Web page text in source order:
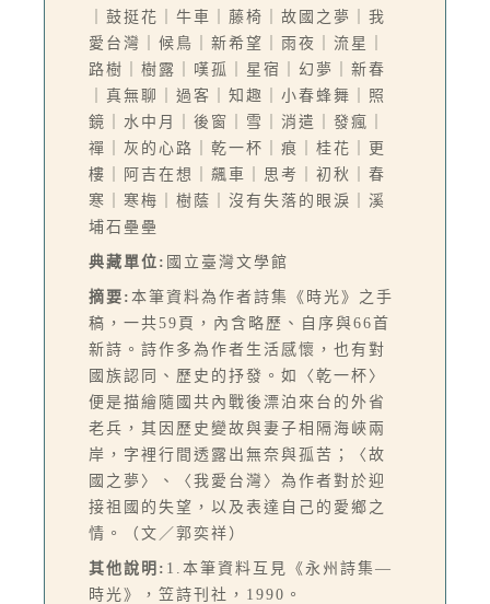
｜鼓挺花｜牛車｜藤椅｜故國之夢｜我
愛台灣｜候鳥｜新希望｜雨夜｜流星｜
路樹｜樹露｜嘆孤｜星宿｜幻夢｜新春
｜真無聊｜過客｜知趣｜小春蜂舞｜照
鏡｜水中月｜後窗｜雪｜消遣｜發瘋｜
禪｜灰的心路｜乾一杯｜痕｜桂花｜更
樓｜阿吉在想｜飆車｜思考｜初秋｜春
寒｜寒梅｜樹蔭｜沒有失落的眼淚｜溪
埔石壘壘
典藏單位: 國立臺灣文學館
摘要: 本筆資料為作者詩集《時光》之手
稿，一共59頁，內含略歷、自序與66首
新詩。詩作多為作者生活感懷，也有對
國族認同、歷史的抒發。如〈乾一杯〉
便是描繪隨國共內戰後漂泊來台的外省
老兵，其因歷史變故與妻子相隔海峽兩
岸，字裡行間透露出無奈與孤苦；〈故
國之夢〉、〈我愛台灣〉為作者對於迎
接祖國的失望，以及表達自己的愛鄉之
情。（文／郭奕祥）
其他說明: 1.本筆資料互見《永州詩集—
時光》，笠詩刊社，1990。